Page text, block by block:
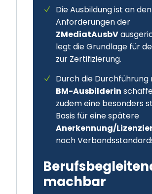
Die Ausbildung ist an den
Anforderungen der
ZMediatAusbV
legt die Grundlage für
zur Zertifizierung.
Durch die Durchführung
BM-Ausbilderin
zudem eine besonders
Basis für eine spätere
Anerkennung/
nach
machbar